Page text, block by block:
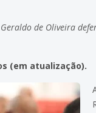
de Oliveira
(em atualização).